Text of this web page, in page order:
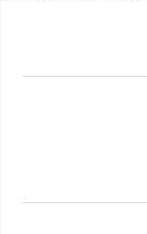
基金指数